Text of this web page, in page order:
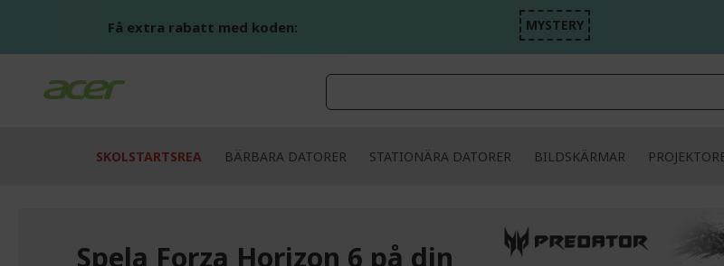
Få extra rabatt med koden: MYSTERY
SKOLSTARTSREA BÄRBARA DATORER STATIONÄRA DATORER BILDSKÄRMAR
Spela Forza Horizon 6 på din